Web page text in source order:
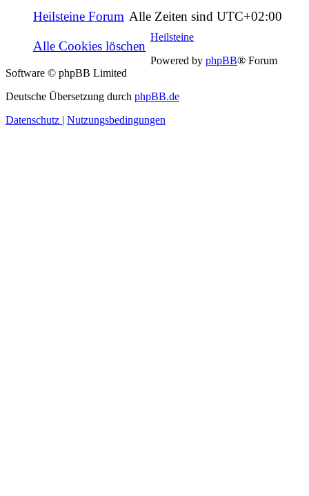
Heilsteine Forum Alle Zeiten sind UTC+02:00
Alle Cookies löschen
Heilsteine
Powered by phpBB® Forum
Software © phpBB Limited
Deutsche Übersetzung durch phpBB.de
Datenschutz | Nutzungsbedingungen